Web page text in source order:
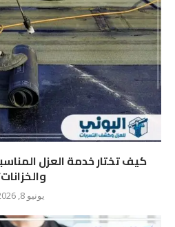
كيف تختار خدمة العزل
يونيو 8, 2026